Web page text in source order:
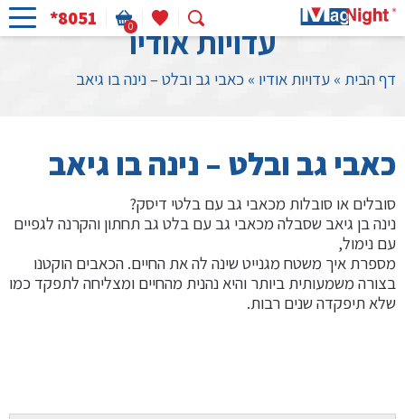
0
*8051
עדויות אודיו
דף הבית » עדויות אודיו » כאבי גב ובלט – נינה בו גיאב
כאבי גב ובלט – נינה בו גיאב
סובלים או סובלות מכאבי גב עם בלטי דיסק?
נינה בן גיאב שסבלה מכאבי גב עם בלט גב תחתון והקרנה לגפיים
עם נימול,
מספרת איך משטח מגנייט שינה לה את החיים. הכאבים הוקטנו
בצורה משמעותית ביותר והיא נהנית מהחיים ומצליחה לתפקד כמו
שלא תיפקדה שנים רבות.